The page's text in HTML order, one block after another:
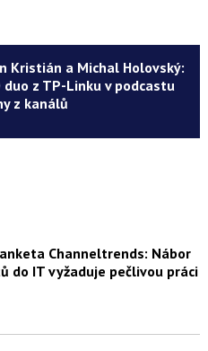
Kristián a Michal Holovský:
duo z TP-Linku v podcastu
z kanálů
Channeltrends: Nábor
do IT vyžaduje pečlivou práci